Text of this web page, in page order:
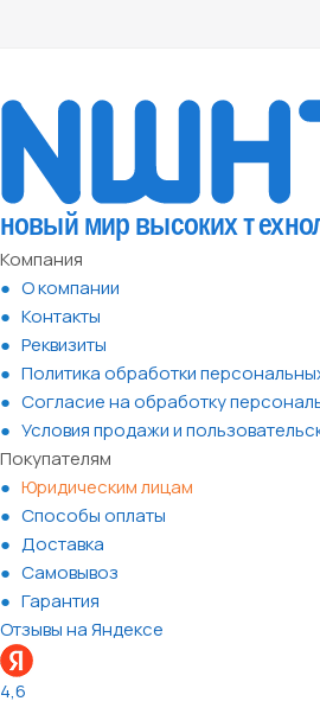
Компания
О компании
Контакты
Реквизиты
Политика обработки
Согласие на обработку
Условия продажи и
Покупателям
Юридическим лицам
Способы оплаты
Доставка
Самовывоз
Гарантия
Отзывы на Яндексе
4,6